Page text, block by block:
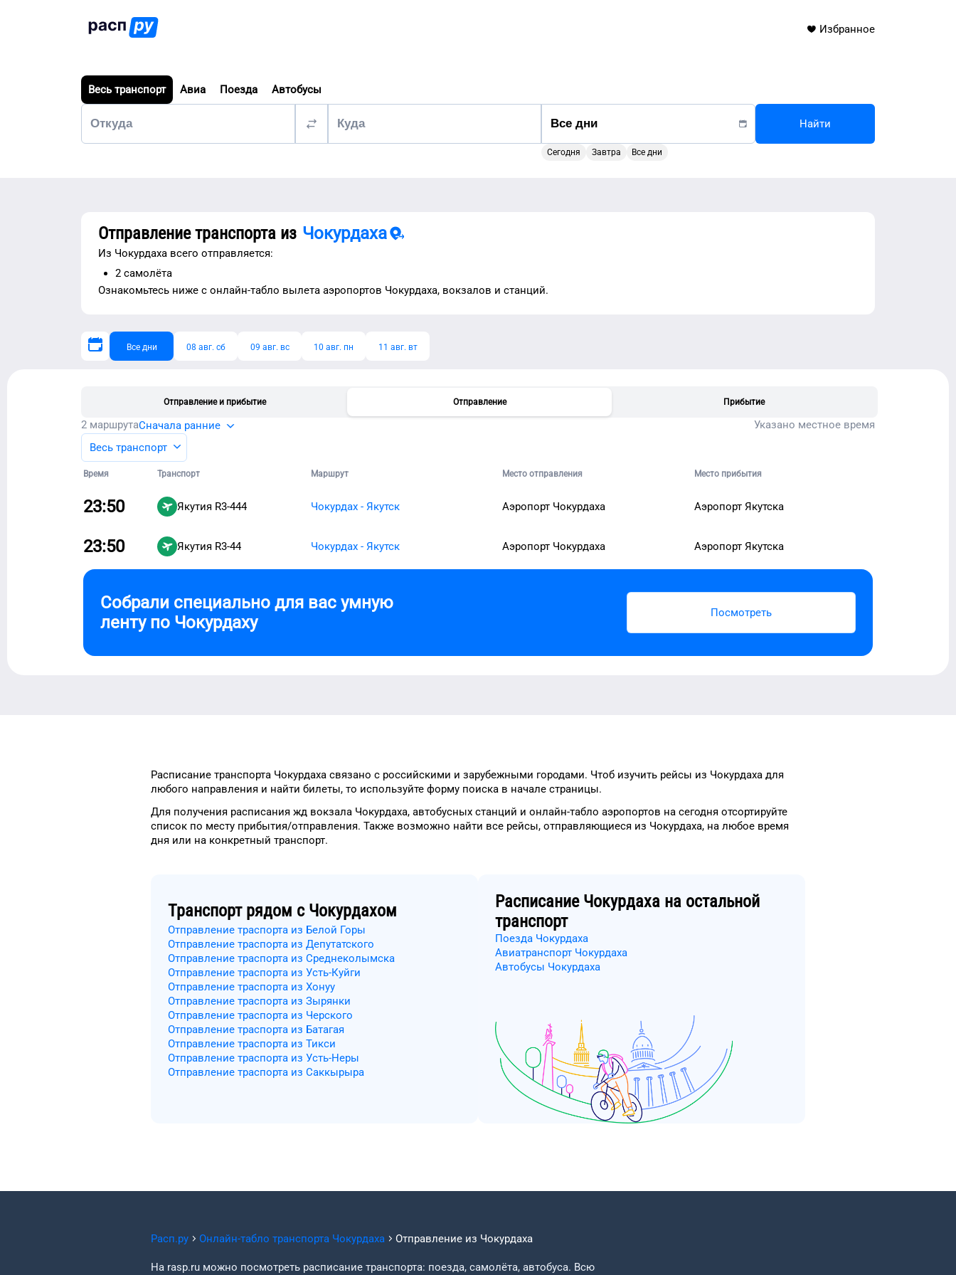
Избранное
Весь транспорт Авиа Поезда Автобусы
Сегодня Завтра Все дни
Найти
Отправление транспорта из Чокурдаха
Из Чокурдаха всего отправляется:
2 самолёта
Ознакомьтесь ниже с онлайн-табло вылета аэропортов Чокурдаха, вокзалов и станций.
Все дни 08 авг. сб 09 авг. вс 10 авг. пн 11 авг. вт
Отправление и прибытие Отправление Прибытие
2 маршрутаСначала ранние
Указано местное время
Весь транспорт
Время Транспорт Маршрут Место отправления Место прибытия
23:50 Якутия R3-444 Чокурдах - Якутск Аэропорт Чокурдаха Аэропорт Якутска
23:50 Якутия R3-44 Чокурдах - Якутск Аэропорт Чокурдаха Аэропорт Якутска
Собрали специально для вас умную
ленту по Чокурдаху Посмотреть
Расписание транспорта Чокурдаха связано с российскими и зарубежными городами. Чтоб изучить рейсы из Чокурдаха для
любого направления и найти билеты, то используйте форму поиска в начале страницы.
Для получения расписания жд вокзала Чокурдаха, автобусных станций и онлайн-табло аэропортов на сегодня отсортируйте
список по месту прибытия/отправления. Также возможно найти все рейсы, отправляющиеся из Чокурдаха, на любое время
дня или на конкретный транспорт.
Транспорт рядом с Чокурдахом
Отправление траспорта из Белой Горы
Отправление траспорта из Депутатского
Отправление траспорта из Среднеколымска
Отправление траспорта из Усть-Куйги
Отправление траспорта из Хонуу
Отправление траспорта из Зырянки
Отправление траспорта из Черского
Отправление траспорта из Батагая
Отправление траспорта из Тикси
Отправление траспорта из Усть-Неры
Отправление траспорта из Саккырыра
Расписание Чокурдаха на остальной
транспорт
Поезда Чокурдаха
Авиатранспорт Чокурдаха
Автобусы Чокурдаха
Расп.ру Онлайн-табло транспорта Чокурдаха Отправление из Чокурдаха
На rasp.ru можно посмотреть расписание транспорта: поезда, самолёта, автобуса. Всю